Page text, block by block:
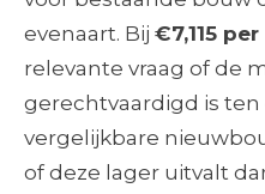
evenaart. Bij €7,115
relevante vraag of de
gerechtvaardigd is ten
vergelijkbare
of deze lager uitvalt